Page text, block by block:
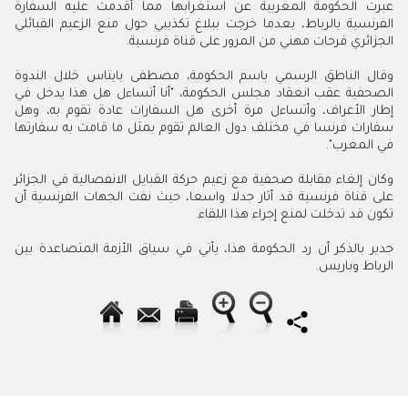
عبرت الحكومة المغربية عن استغرابها مما أقدمت عليه السفارة
الفرنسية بالرباط، بعدما خرجت ببلاغ تكذيبي حول منع الزعيم القبائلي
الجزائري فرحات مهني من المرور على قناة فرنسية.
وقال الناطق الرسمي باسم الحكومة، مصطفى بايتاس خلال الندوة
الصحفية عقب انعقاد مجلس الحكومة، "أنا أتساءل هل هذا يدخل في
إطار الأعراف، وأتساءل مرة أخرى هل السفارات عادة تقوم به، وهل
سفارات فرنسا في مختلف دول العالم تقوم بمثل ما قامت به سفارتها
في المغرب".
وكان إلغاء مقابلة صحفية مع زعيم حركة القبايل الانفصالية في الجزائر
على قناة فرنسية قد أثار جدلا واسعا، حيث نفت الجهات الفرنسية أن
تكون قد تدخلت لمنع إجراء هذا اللقاء.
جدير بالذكر أن رد الحكومة هذا، يأتي في سياق الأزمة المتصاعدة بين
الرباط وباريس.